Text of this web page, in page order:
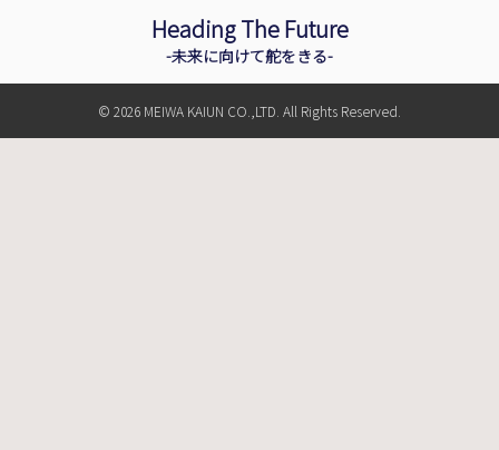
Heading The Future
-未来に向けて舵をきる-
© 2026 MEIWA KAIUN CO.,LTD. All Rights Reserved.